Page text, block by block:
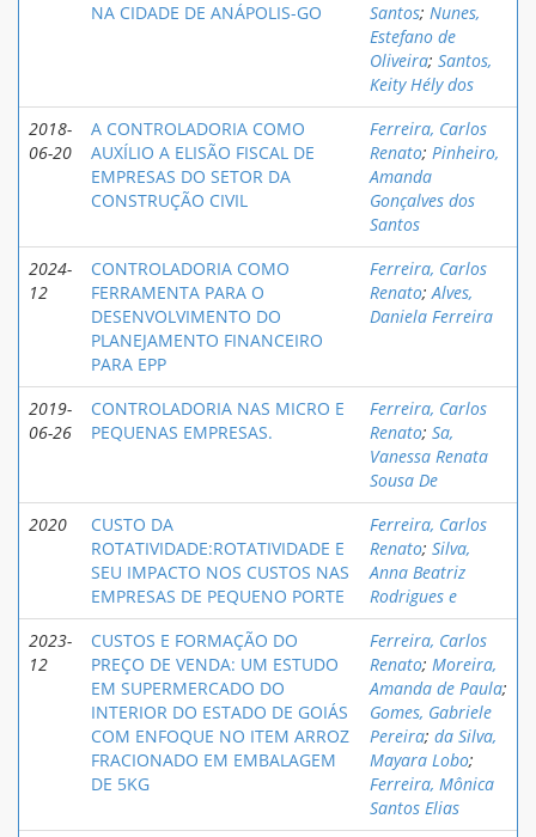
NA CIDADE DE ANÁPOLIS-GO
Santos; Nunes,
Estefano de
Oliveira; Santos,
Keity Hély dos
2018-
06-20
A CONTROLADORIA COMO
AUXÍLIO A ELISÃO FISCAL DE
EMPRESAS DO SETOR DA
CONSTRUÇÃO CIVIL
Ferreira, Carlos
Renato; Pinheiro,
Amanda
Gonçalves dos
Santos
2024-
12
CONTROLADORIA COMO
FERRAMENTA PARA O
DESENVOLVIMENTO DO
PLANEJAMENTO FINANCEIRO
PARA EPP
Ferreira, Carlos
Renato;Alves,
Daniela Ferreira
2019-
06-26
CONTROLADORIA NAS MICRO E
PEQUENAS EMPRESAS.
Ferreira, Carlos
Renato; Sa,
Vanessa Renata
Sousa De
2020
CUSTO DA
ROTATIVIDADE:ROTATIVIDADE E
SEU IMPACTO NOS CUSTOS NAS
EMPRESAS DE PEQUENO PORTE
Ferreira, Carlos
Renato; Silva,
Anna Beatriz
Rodrigues e
2023-
12
CUSTOS E FORMAÇÃO DO
PREÇO DE VENDA: UM ESTUDO
EM SUPERMERCADO DO
INTERIOR DO ESTADO DE GOIÁS
COM ENFOQUE NO ITEM ARROZ
FRACIONADO EM EMBALAGEM
DE 5KG
Ferreira, Carlos
Renato; Moreira,
Amanda de Paula;
Gomes, Gabriele
Pereira; da Silva,
Mayara Lobo;
Ferreira, Mônica
Santos Elias